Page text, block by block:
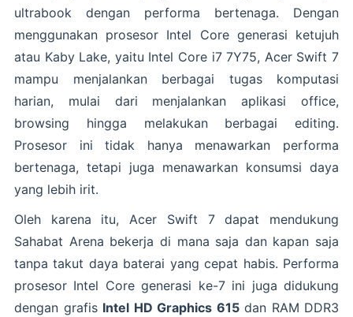
ultrabook dengan performa bertenaga. Dengan
menggunakan prosesor Intel Core generasi ketujuh
atau Kaby Lake, yaitu Intel Core i7 7Y75, Acer Swift 7
mampu menjalankan berbagai tugas komputasi
harian, mulai dari menjalankan aplikasi office,
browsing hingga melakukan berbagai editing.
Prosesor ini tidak hanya menawarkan performa
bertenaga, tetapi juga menawarkan konsumsi daya
yang lebih irit.
Oleh karena itu, Acer Swift 7 dapat mendukung
Sahabat Arena bekerja di mana saja dan kapan saja
tanpa takut daya baterai yang cepat habis. Performa
prosesor Intel Core generasi ke-7 ini juga didukung
dengan grafis Intel HD Graphics 615dan RAM DDR3